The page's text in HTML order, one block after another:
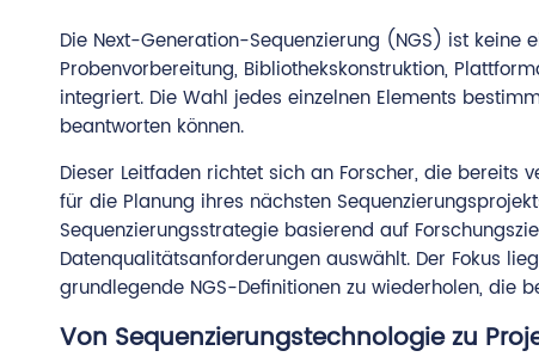
Die Next-Generation-Sequenzierung (NGS) ist keine
Probenvorbereitung, Bibliothekskonstruktion,
integriert. Die Wahl jedes einzelnen Elements
beantworten können.
Dieser Leitfaden richtet sich an Forscher, die bereits
für die Planung ihres nächsten
Sequenzierungsstrategie basierend auf
Datenqualitätsanforderungen auswählt. Der Fokus
grundlegende NGS-Definitionen zu wiederholen, die
Von Sequenzierungstechnologie zu